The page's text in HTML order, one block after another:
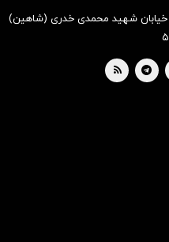
- خیابان شهید محمدی خدری (شاهین)